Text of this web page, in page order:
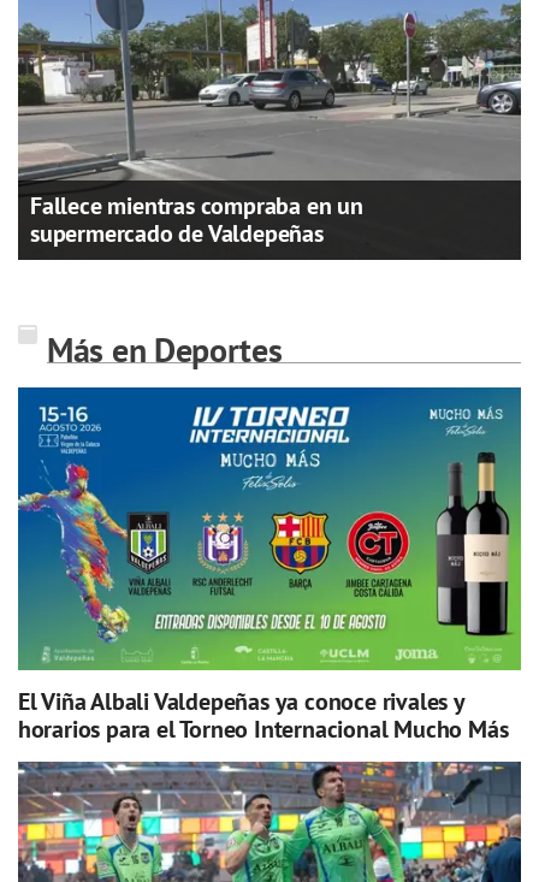
Fallece mientras compraba en un
supermercado de Valdepeñas
Más en Deportes
El Viña Albali Valdepeñas ya conoce rivales y
horarios para el Torneo Internacional Mucho Más